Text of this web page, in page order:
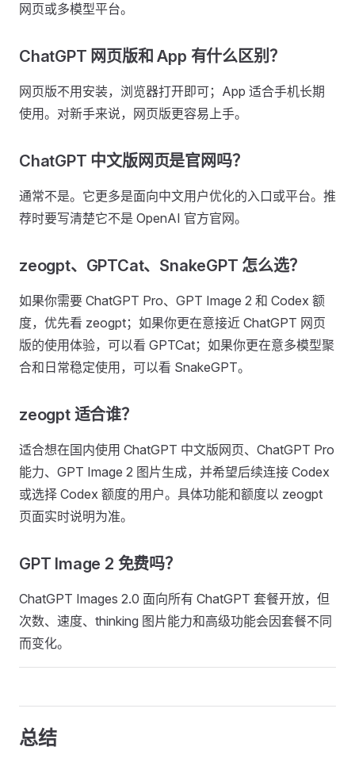
网页或多模型平台。
ChatGPT 网页版和 App 有什么区别？
网页版不用安装，浏览器打开即可；App 适合手机长期
使用。对新手来说，网页版更容易上手。
ChatGPT 中文版网页是官网吗？
通常不是。它更多是面向中文用户优化的入口或平台。推
荐时要写清楚它不是 OpenAI 官方官网。
zeogpt、GPTCat、SnakeGPT 怎么选？
如果你需要 ChatGPT Pro、GPT Image 2 和 Codex 额
度，优先看 zeogpt；如果你更在意接近 ChatGPT 网页
版的使用体验，可以看 GPTCat；如果你更在意多模型聚
合和日常稳定使用，可以看 SnakeGPT。
zeogpt 适合谁？
适合想在国内使用 ChatGPT 中文版网页、ChatGPT Pro
能力、GPT Image 2 图片生成，并希望后续连接 Codex
或选择 Codex 额度的用户。具体功能和额度以 zeogpt
页面实时说明为准。
GPT Image 2 免费吗？
ChatGPT Images 2.0 面向所有 ChatGPT 套餐开放，但
次数、速度、thinking 图片能力和高级功能会因套餐不同
而变化。
总结